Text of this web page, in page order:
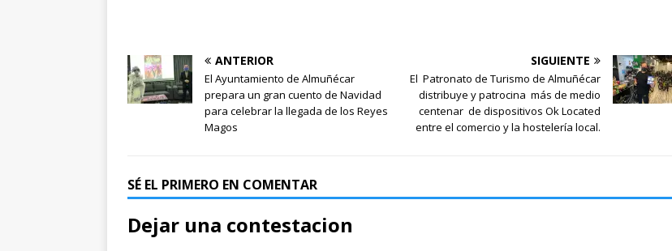
ANTERIOR
El Ayuntamiento de Almuñécar
prepara un gran cuento de Navidad
para celebrar la llegada de los Reyes
Magos
SIGUIENTE
El Patronato de Turismo de Almuñécar
distribuye y patrocina más de medio
centenar de dispositivos Ok Located
entre el comercio y la hostelería local.
SÉ EL PRIMERO EN COMENTAR
Dejar una contestacion